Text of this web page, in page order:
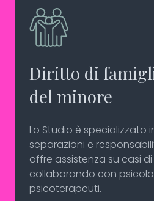
Diritto di
del minore
Lo Studio è specializzato
separazioni e
offre assistenza su casi di
collaborando con
psicoterapeuti.